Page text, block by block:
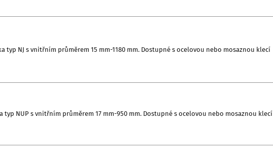
typ NJ s vnitřním průměrem 15 mm-1180 mm. Dostupné s ocelovou nebo mosaznou klecí
typ NUP s vnitřním průměrem 17 mm-950 mm. Dostupné s ocelovou nebo mosaznou klecí